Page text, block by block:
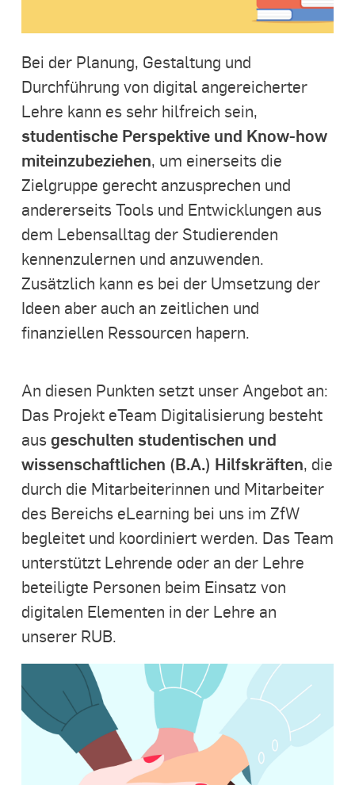
Bei der Planung, Gestaltung und
Durchführung von digital angereicherter
Lehre kann es sehr hilfreich sein,
studentische Perspektive und Know-how
miteinzubeziehen, um einerseits die
Zielgruppe gerecht anzusprechen und
andererseits Tools und Entwicklungen aus
dem Lebensalltag der Studierenden
kennenzulernen und anzuwenden.
Zusätzlich kann es bei der Umsetzung der
Ideen aber auch an zeitlichen und
finanziellen Ressourcen hapern.
An diesen Punkten setzt unser Angebot an:
Das Projekt eTeam Digitalisierung besteht
ausgeschulten studentischen und
wissenschaftlichen (B.A.) Hilfskräften, die
durch die Mitarbeiterinnen und Mitarbeiter
des Bereichs eLearning bei uns im ZfW
begleitet und koordiniert werden. Das Team
unterstützt Lehrende oder an der Lehre
beteiligte Personen beim Einsatz von
digitalen Elementen in der Lehre an
unserer RUB.